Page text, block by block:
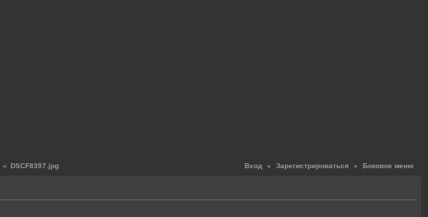
Вход « Зарегистрироваться « Боковое меню
» DSCF8397.jpg